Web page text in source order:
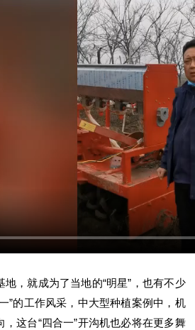
，就成为了当地的“明星”，也有不少
”的工作风采，中大型种植案例中，机
这台“四合一”开沟机也必将在更多舞